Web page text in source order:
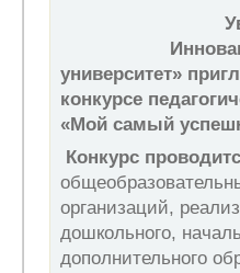
университет»
конкурсе
«Мой самый
Конкурс
организаций,
дошкольного,
дополнительного